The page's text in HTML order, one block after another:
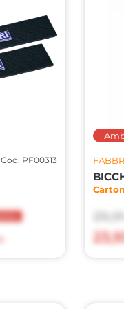
Cod. PF00313